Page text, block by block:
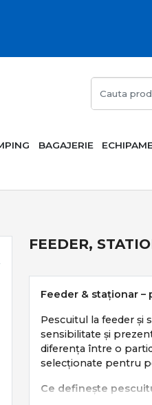
BAGAJERIE
FEEDER,
Feeder & staționar
Pescuitul la feeder și
sensibilitate și
diferența între o
selecționate pentru
Ce definește